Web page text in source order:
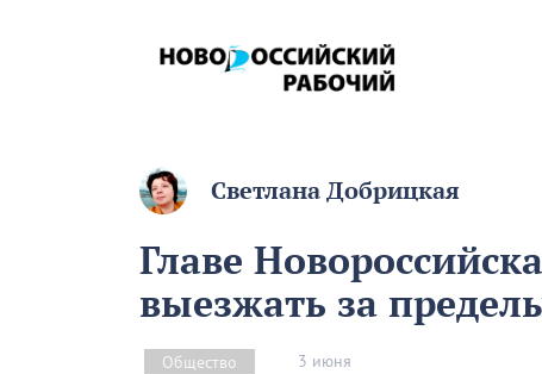
Светлана Добрицкая
Главе
выезжать за
Общество 3 июня